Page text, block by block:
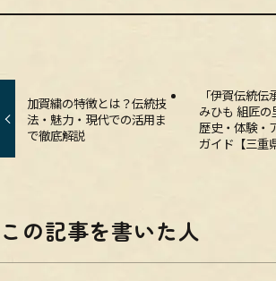
加賀繍の特徴とは？伝統技
法・魅力・現代での活用ま
で徹底解説
「伊賀伝統伝
みひも 組匠の
歴史・体験・
ガイド【三重
この記事を書いた人